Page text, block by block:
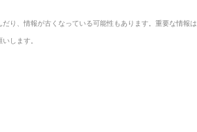
り、情報が古くなっている可能性もあります。重要な情報は
いします。